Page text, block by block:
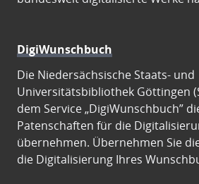
DigiWunschbuch
Die Niedersächsische Staats- und
Universitätsbibliothek Göttingen
dem Service „DigiWunschbuch”
Patenschaften für die
übernehmen. Übernehmen Sie
die Digitalisierung Ihres